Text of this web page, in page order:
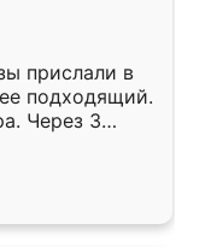
прислали в
подходящий.
Через 3
Остались